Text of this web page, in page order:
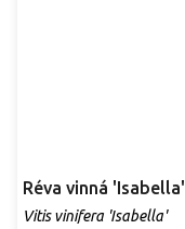
Réva vinná 'Isabella'
Vitis vinifera 'Isabella'